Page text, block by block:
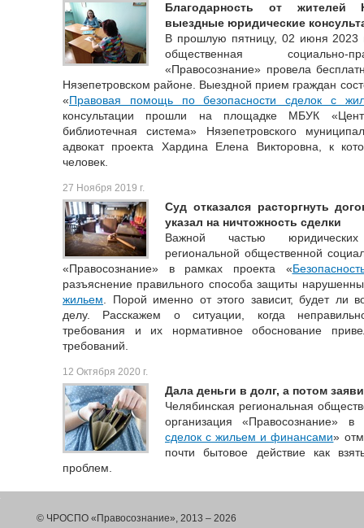
Благодарность от жителей
выездные юридические
В прошлую пятницу, 02 июня 2023
общественная социально-
«Правосознание» провела
Нязепетровском районе. Выездной прием граждан
«Правовая помощь по безопасности сделок с
консультации прошли на площадке МБУК
библиотечная система» Нязепетровского
адвокат проекта Хардина Елена Викторовна, к
человек.
27 Ноября 2019 г.
Суд отказался расторгнуть
указал на ничтожность сделки
Важной частью юридических
региональной общественной
«Правосознание» в рамках проекта «
разъяснение правильного способа защиты
жильем . Порой именно от этого зависит, будет ли
делу. Расскажем о ситуации, когда
требования и их нормативное обоснование
требований.
12 Октября 2020 г.
Дала деньги в долг, а потом
Челябинская региональная
организация «Правосознание»
сделок с жильем и финансами»
почти бытовое действие как
проблем.
© ЧРОСПО «Правосознание», 2013 – 2026